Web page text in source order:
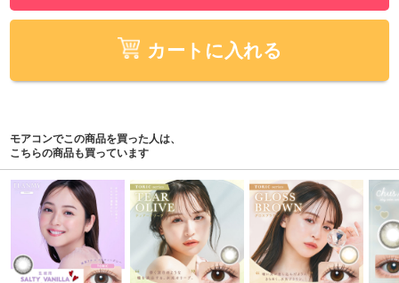
カートに入れる
モアコンでこの商品を買った人は、
こちらの商品も買っています